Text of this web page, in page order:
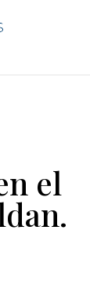
el